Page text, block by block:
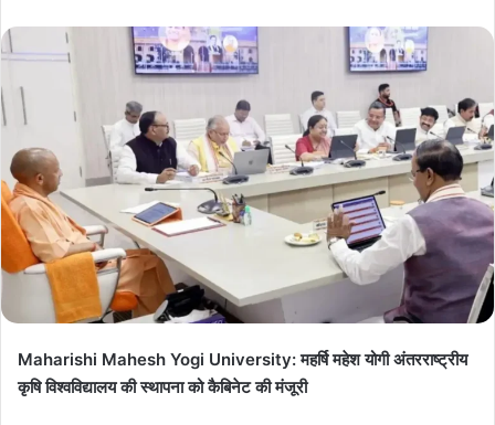
Maharishi Mahesh Yogi University: महर्षि महेश योगी अंतरराष्ट्रीय
कृषि विश्वविद्यालय की स्थापना को कैबिनेट की मंजूरी